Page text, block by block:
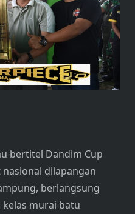
bertitel Dandim Cup
dilapangan
berlangsung
kelas murai batu